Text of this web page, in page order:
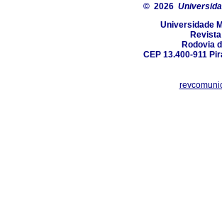
© 2026
Universidade
Rodovia
CEP 13.400-911